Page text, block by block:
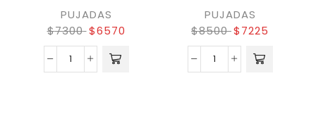
PUJADAS
$7300 $6570
PUJADAS
$8500 $7225